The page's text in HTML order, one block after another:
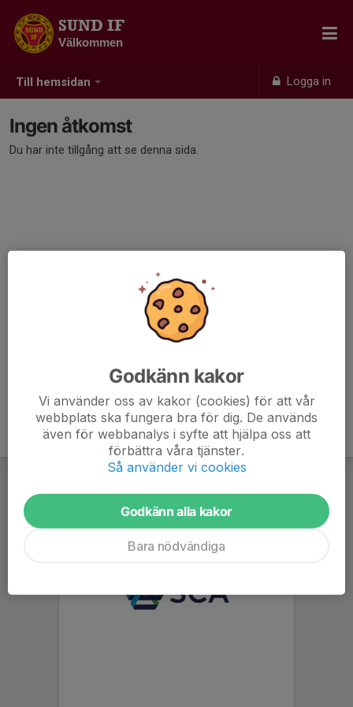
Till hemsidan Logga in
SUND IF
Välkommen
Ingen åtkomst
Du har inte tillgång att se denna sida.
Godkänn kakor
Vi använder oss av kakor (cookies) för att vår
webbplats ska fungera bra för dig. De används
även för webbanalys i syfte att hjälpa oss att
förbättra våra tjänster.
Så använder vi cookies
Godkänn alla kakor
Bara nödvändiga